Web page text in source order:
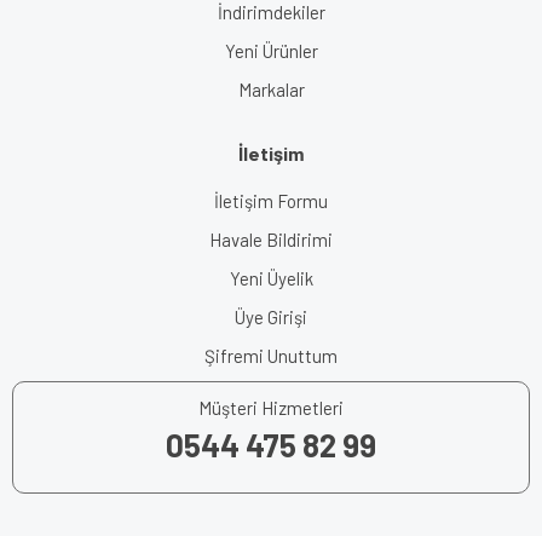
İndirimdekiler
Yeni Ürünler
Markalar
İletişim
İletişim Formu
Havale Bildirimi
Yeni Üyelik
Üye Girişi
Şifremi Unuttum
Müşteri Hizmetleri
0544 475 82 99